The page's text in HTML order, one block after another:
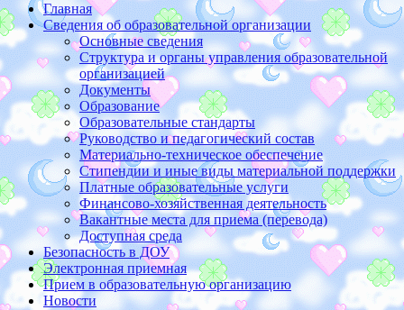
Главная
Сведения об образовательной организации
Основные сведения
Структура и органы управления образовательной
организацией
Документы
Образование
Образовательные стандарты
Руководство и педагогический состав
Материально-техническое обеспечение
Стипендии и иные виды материальной поддержки
Платные образовательные услуги
Финансово-хозяйственная деятельность
Вакантные места для приема (перевода)
Доступная среда
Безопасность в ДОУ
Электронная приемная
Прием в образовательную организацию
Новости